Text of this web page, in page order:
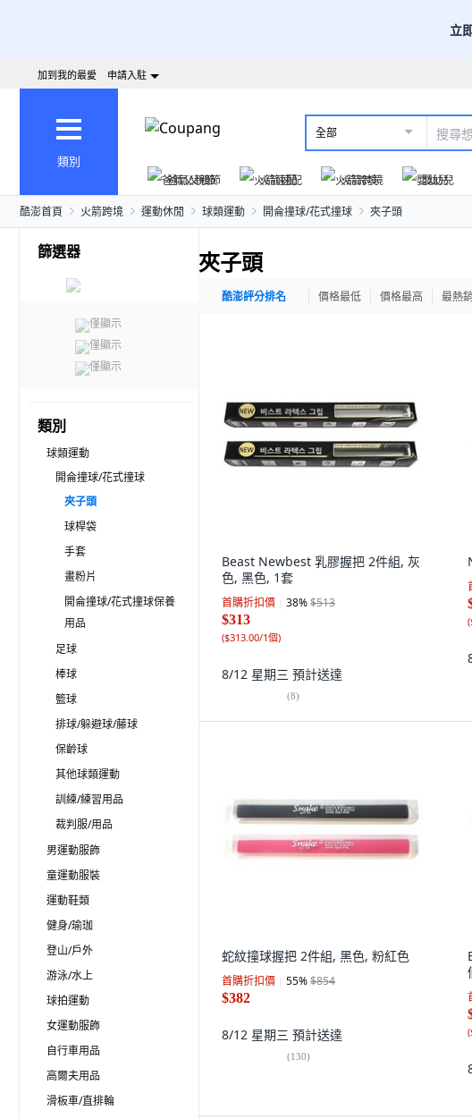
立
加到我的最愛 申請入駐
類別
全部
爸氣父親節
火箭速配 火箭跨境 嬰幼兒
酷澎首頁 火箭跨境 運動休閒 球類運動 開侖撞球/花式撞球 夾子頭
篩選器
僅顯示
僅顯示
僅顯示
類別
球類運動
開侖撞球/花式撞球
夾子頭
球桿袋
手套
畫粉片
開侖撞球/花式撞球保養
用品
足球
棒球
籃球
排球/躲避球/藤球
保齡球
其他球類運動
訓練/練習用品
裁判服/用品
男運動服飾
童運動服裝
運動鞋類
健身/瑜珈
登山/戶外
游泳/水上
球拍運動
女運動服飾
自行車用品
高爾夫用品
滑板車/直排輪
夾子頭
酷澎評分排名 價格最低 價格最高 最熱銷
Beast Newbest 乳膠握把 2件組, 灰
色, 黑色, 1套
首購折扣價 38%$513
$313
($313.00/1個)
8/12 星期三 預計送達
(8)
(
蛇紋撞球握把 2件組, 黑色, 粉紅色
首購折扣價 55%$854
$382
8/12 星期三 預計送達
(130)
(